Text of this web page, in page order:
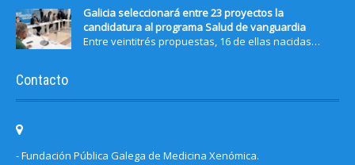
Galicia seleccionará entre 23 proyectos la
candidatura al programa Salud de vanguardia
Entre veintitrés propuestas, 16 de ellas nacidas…
Contacto
- Fundación Pública Galega de Medicina Xenómica.